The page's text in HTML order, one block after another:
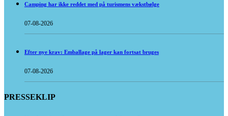
Camping har ikke reddet med på turismens vækstbølge
07-08-2026
Efter nye krav: Emballage på lager kan fortsat bruges
07-08-2026
PRESSEKLIP